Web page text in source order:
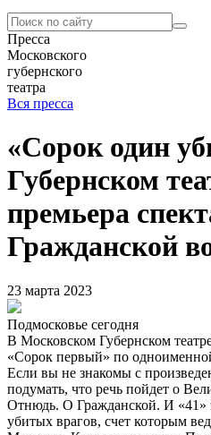
Пресса
Московского
губернского
театра
Вся пресса
«Сорок один
Губернском
премьера
Гражданской
23 марта 2023
Подмосковье сегодня
В Московском Губернском
«Сорок первый» по
Если вы не знакомы с
подумать, что речь пойдет о
Отнюдь. О Гражданской. И «41»
убитых врагов, счет которым